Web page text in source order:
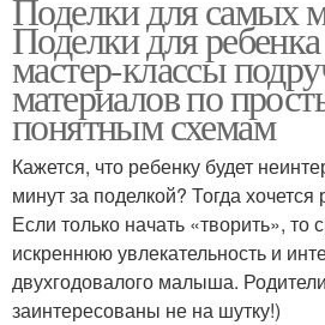
Поделки для
мастер-классы
материалов по
понятным схемам
Кажется, что ребенку будет
минут за поделкой? Тогда
Если только начать «творить», то
искреннюю увлекательность и
двухгодовалого малыша.
заинтересованы не на шутку!)